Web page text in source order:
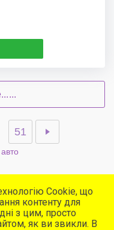
51
Cookie, що
контенту для
з цим, просто
як ви звикли. В